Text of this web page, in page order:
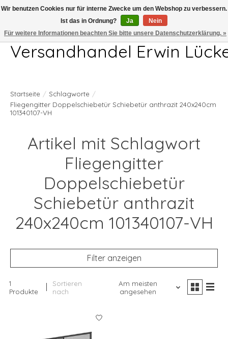
Telefon 04407 715872 MO-DO 7.00-17.00Uhr FR 7.00-13.00Uhr
Versandhandel Erwin
Startseite / Schlagworte /
Fliegengitter Doppelschiebetür Schiebetür anthrazit 240x240cm
101340107-VH
Artikel mit Schlagwort
Fliegengitter
Doppelschiebetür
Schiebetür anthrazit
240x240cm 101340107-VH
Filter anzeigen
1
Produkte
Sortieren
nach
Am meisten
angesehen
Wir benutzen Cookies nur für interne Zwecke um den Webshop zu verbessern.
Ist das in Ordnung?
Ja
Nein
Für weitere Informationen beachten Sie bitte unsere Datenschutzerklärung. »